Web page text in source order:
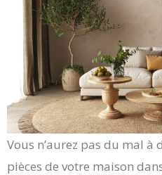
Vous n’aurez pas du mal à
pièces de votre maison